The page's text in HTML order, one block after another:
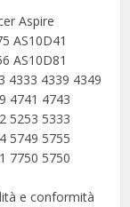
Aspire
AS10D41
AS10D81
4333 4339 4349
4741 4743
5253 5333
5749 5755
7750 5750
e conformità